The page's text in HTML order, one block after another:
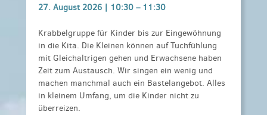
27. August 2026 | 10:30 – 11:30
Krabbelgruppe für Kinder bis zur Eingewöhnung
in die Kita. Die Kleinen können auf Tuchfühlung
mit Gleichaltrigen gehen und Erwachsene haben
Zeit zum Austausch. Wir singen ein wenig und
machen manchmal auch ein Bastelangebot. Alles
in kleinem Umfang, um die Kinder nicht zu
überreizen.